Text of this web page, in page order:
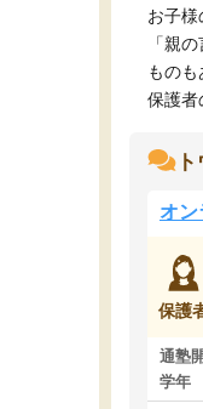
お子様
「親
ものも
保護者
オ
保護
通塾
学年